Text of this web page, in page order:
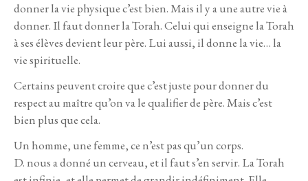
donner la vie physique c’est bien. Mais il y a une autre vie à
donner. Il faut donner la Torah. Celui qui enseigne la Torah
à ses élèves devient leur père. Lui aussi, il donne la vie… la
vie spirituelle.
Certains peuvent croire que c’est juste pour donner du
respect au maître qu’on va le qualifier de père. Mais c’est
bien plus que cela.
Un homme, une femme, ce n’est pas qu’un corps.
D. nous a donné un cerveau, et il faut s’en servir. La Torah